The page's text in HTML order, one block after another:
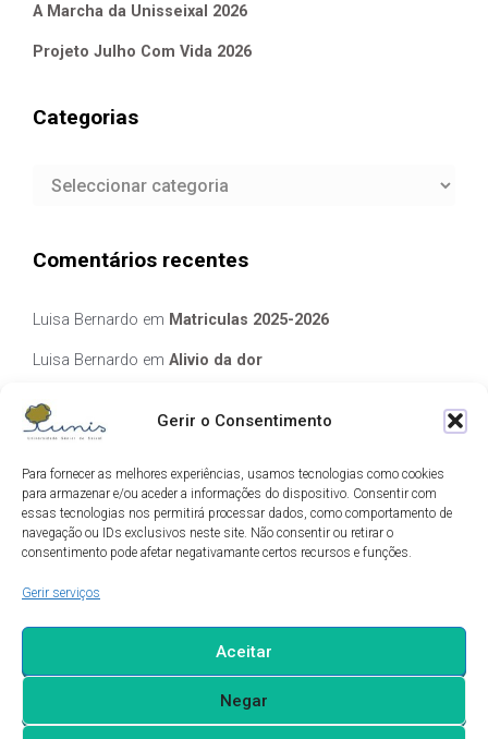
Gerir o Consentimento
Para fornecer as melhores experiências, usamos tecnologias como cookies
para armazenar e/ou aceder a informações do dispositivo. Consentir com
essas tecnologias nos permitirá processar dados, como comportamento de
navegação ou IDs exclusivos neste site. Não consentir ou retirar o
consentimento pode afetar negativamante certos recursos e funções.
Gerir serviços
Aceitar
Negar
A Marcha da Unisseixal 2026
Projeto Julho Com Vida 2026
Categorias
Categorias
Comentários recentes
Luisa Bernardo em Matriculas 2025-2026
Luisa Bernardo em Alivio da dor
Manuela Silva
elisabete Garcia Fernandes Serra
Luis GuedesemEcos de Camilo
Arquivo
Arquivo